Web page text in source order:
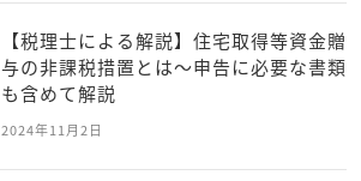
【税理士による解説】住宅取得等資金贈
与の非課税措置とは～申告に必要な書類
も含めて解説
2024年11月2日